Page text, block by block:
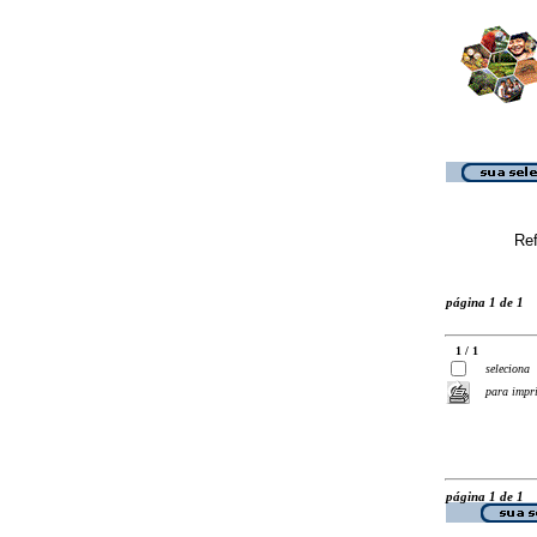
página 1 de 1
1 / 1
seleciona
para
página 1 de 1